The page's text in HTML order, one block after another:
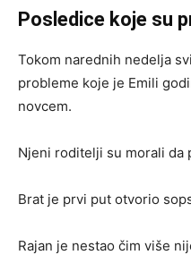
Posledice koje su
Tokom narednih nedelja
probleme koje je Emili
novcem.
Njeni roditelji su morali da
Brat je prvi put otvorio
Rajan je nestao čim više